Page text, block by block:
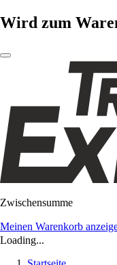
Wird zum
Zwischensumme
Meinen Warenkorb
Loading...